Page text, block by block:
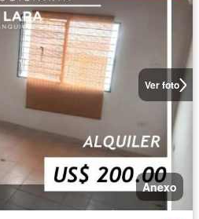
Ver foto
Anexo